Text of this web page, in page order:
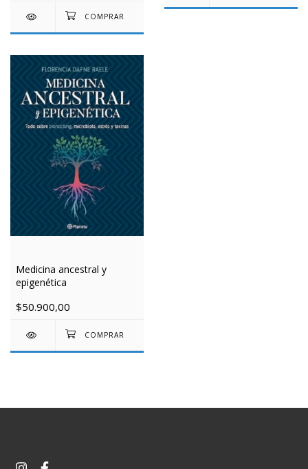
Medicina ancestral y
epigenética
$50.900,00